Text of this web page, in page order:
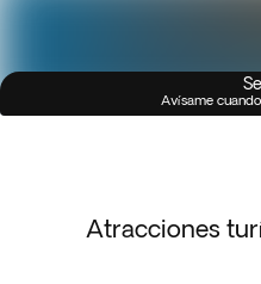
Avísame
Atracciones